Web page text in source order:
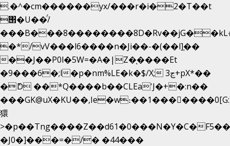
.�^�cm������yx/���r�i�2�T��t
΢�U��̈́/
�*/vV���l6����n�Ji��-�(��l]֚��
��J��P0l�5W=�A�|Z�ͅ����Et
�9���6�;l�p�nm%LE�k�$/X; ڃ3+pX*��
�ެD ��*Q����b��CLEa'J�+�:n��
獧
>�p��Tng����Z��d61�0���N�Y�C�
�J0�]���=�/� �44���